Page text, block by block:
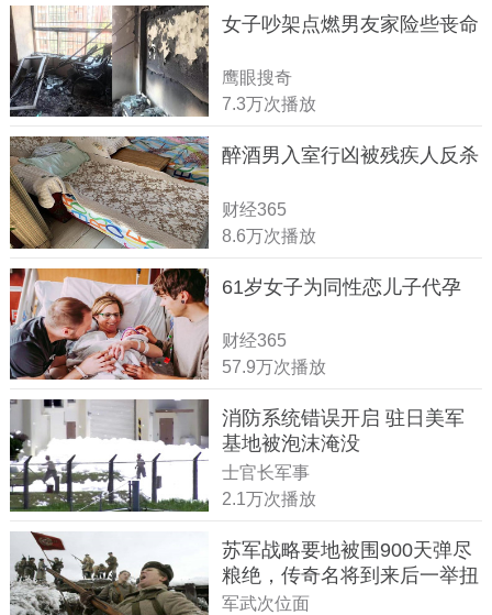
女子吵架点燃男友家险些丧命
鹰眼搜奇
7.3万次播放
醉酒男入室行凶被残疾人反杀
财经365
8.6万次播放
61岁女子为同性恋儿子代孕
财经365
57.9万次播放
消防系统错误开启 驻日美军
基地被泡沫淹没
士官长军事
2.1万次播放
苏军战略要地被围900天弹尽
粮绝，传奇名将到来后一举扭
转战局
军武次位面